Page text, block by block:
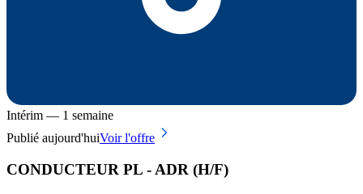
Intérim — 1 semaine
Publié aujourd'huiVoir l'offre
CONDUCTEUR PL - ADR (H/F)